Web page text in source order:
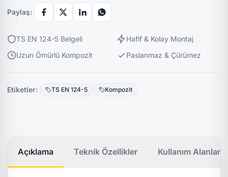
Paylaş:
TS EN 124-5 Belgeli
Hafif & Kolay Montaj
Uzun Ömürlü Kompozit
Paslanmaz & Çürümez
Etiketler: TS EN 124-5 Kompozit
Açıklama Teknik Özellikler Kullanım Alanları